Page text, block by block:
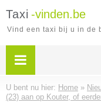
Taxi -vinden.be
Vind een taxi bij u in de
U bent nu hier: Home »
(23) aan op Kouter, of